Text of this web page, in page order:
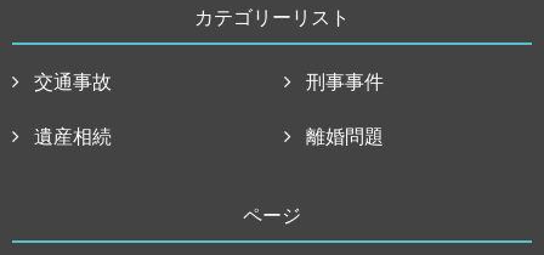
カテゴリーリスト
交通事故 刑事事件
遺産相続 離婚問題
ページ